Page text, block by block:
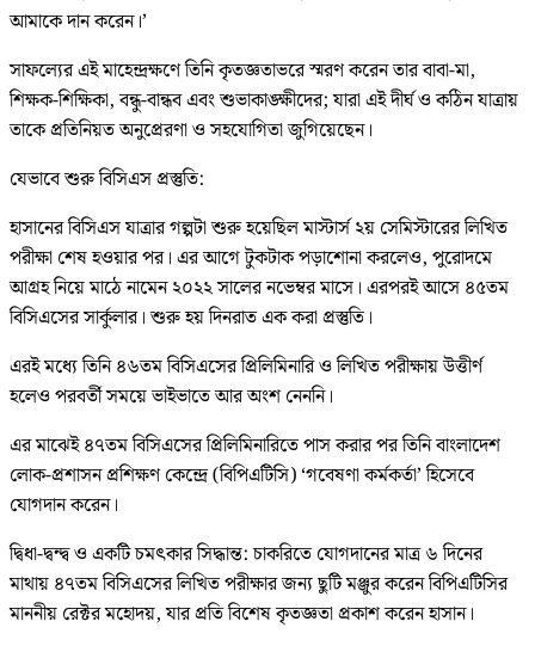
আমাকে দান করেন।’
সাফল্যের এই মাহেন্দ্রক্ষণে তিনি কৃতজ্ঞতাভরে স্মরণ করেন তার বাবা-মা,
শিক্ষক-শিক্ষিকা, বন্ধু-বান্ধব এবং শুভাকাঙ্ক্ষীদের; যারা এই দীর্ঘ ও কঠিন যাত্রায়
তাকে প্রতিনিয়ত অনুপ্রেরণা ও সহযোগিতা জুগিয়েছেন।
যেভাবে শুরু বিসিএস প্রস্তুতি:
হাসানের বিসিএস যাত্রার গল্পটা শুরু হয়েছিল মাস্টার্স ২য় সেমিস্টারের লিখিত
পরীক্ষা শেষ হওয়ার পর। এর আগে টুকটাক পড়াশোনা করলেও, পুরোদমে
আগ্রহ নিয়ে মাঠে নামেন ২০২২ সালের নভেম্বর মাসে। এরপরই আসে ৪৫তম
বিসিএসের সার্কুলার। শুরু হয় দিনরাত এক করা প্রস্তুতি।
এরই মধ্যে তিনি ৪৬তম বিসিএসের প্রিলিমিনারি ও লিখিত পরীক্ষায় উত্তীর্ণ
হলেও পরবর্তী সময়ে ভাইভাতে আর অংশ নেননি।
এর মাঝেই ৪৭তম বিসিএসের প্রিলিমিনারিতে পাস করার পর তিনি বাংলাদেশ
লোক-প্রশাসন প্রশিক্ষণ কেন্দ্রে (বিপিএটিসি) ‘গবেষণা কর্মকর্তা’ হিসেবে
যোগদান করেন।
দ্বিধা-দ্বন্দ্ব ও একটি চমৎকার সিদ্ধান্ত: চাকরিতে যোগদানের মাত্র ৬ দিনের
মাথায় ৪৭তম বিসিএসের লিখিত পরীক্ষার জন্য ছুটি মঞ্জুর করেন বিপিএটিসির
মাননীয় রেক্টর মহোদয়, যার প্রতি বিশেষ কৃতজ্ঞতা প্রকাশ করেন হাসান।